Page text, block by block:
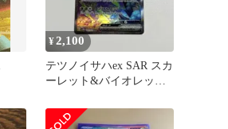
¥2,100
テツノイサハex SAR スカ
ーレット&バイオレット
ャ…